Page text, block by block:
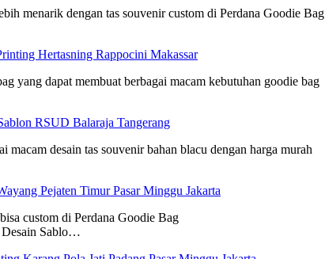
menarik dengan tas souvenir custom di Perdana Goodie Bag
Hertasning Rappocini Makassar
yang dapat membuat berbagai macam kebutuhan goodie bag
RSUD Balaraja Tangerang
macam desain tas souvenir bahan blacu dengan harga murah
Pejaten Timur Pasar Minggu Jakarta
custom di Perdana Goodie Bag
Desain Sablo…